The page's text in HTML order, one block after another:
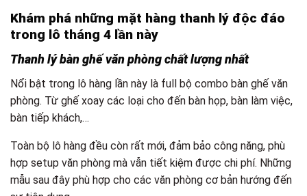
Khám phá những mặt hàng thanh lý độc đáo
trong lô tháng 4 lần này
Thanh lý bàn ghế văn phòng chất lượng nhất
Nổi bật trong lô hàng lần này là full bộ combo bàn ghế văn
phòng. Từ ghế xoay các loại cho đến bàn họp, bàn làm việc,
bàn tiếp khách,…
Toàn bộ lô hàng đều còn rất mới, đảm bảo công năng, phù
hợp setup văn phòng mà vẫn tiết kiệm được chi phí. Những
mẫu sau đây phù hợp cho các văn phòng cơ bản hướng đến